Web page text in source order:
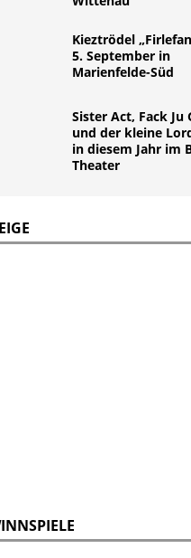
Kieztrödel
5. September in
Marienfelde-Süd
Sister Act, Fack Ju
und der kleine
in diesem Jahr im
Theater